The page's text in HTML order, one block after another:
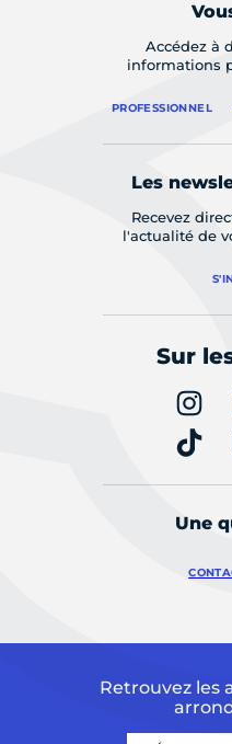
Accédez à
informations
PROFESSIONNEL
Les
Recevez
l'actualité de
Sur
Une
Retrouvez les